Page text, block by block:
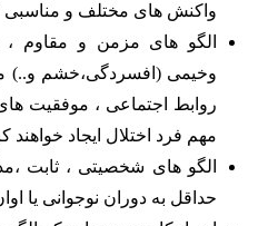
واکنش های مختلف و مناسبی
الگو های مزمن و مقاوم
وخیمی (افسردگی،خشم و..)
روابط اجتماعی ، موفقیت
مهم فرد اختلال ایجاد خواهند
الگو های شخصیتی ، ثابت
حداقل به دوران نوجوانی یا